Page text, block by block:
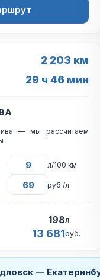
2 203 км
29 ч 46 мин
— мы рассчитаем
л/100 км
руб./л
198л
13 681руб.
—